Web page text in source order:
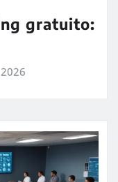
gratuito: